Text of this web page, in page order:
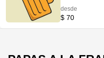
desde
$ 70